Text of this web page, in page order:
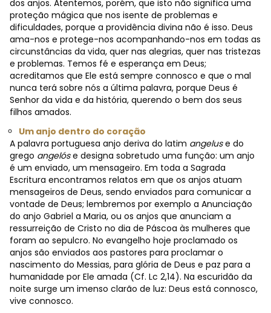
dos anjos. Atentemos, porém, que isto não significa uma
proteção mágica que nos isente de problemas e
dificuldades, porque a providência divina não é isso. Deus
ama-nos e protege-nos acompanhando-nos em todas as
circunstâncias da vida, quer nas alegrias, quer nas tristezas
e problemas. Temos fé e esperança em Deus;
acreditamos que Ele está sempre connosco e que o mal
nunca terá sobre nós a última palavra, porque Deus é
Senhor da vida e da história, querendo o bem dos seus
filhos amados.
Um anjo dentro do coração
A palavra portuguesa anjo deriva do latim angeluse do
grego angelóse designa sobretudo uma função: um anjo
é um enviado, um mensageiro. Em toda a Sagrada
Escritura encontramos relatos em que os anjos atuam
mensageiros de Deus, sendo enviados para comunicar a
vontade de Deus; lembremos por exemplo a Anunciação
do anjo Gabriel a Maria, ou os anjos que anunciam a
ressurreição de Cristo no dia de Páscoa às mulheres que
foram ao sepulcro. No evangelho hoje proclamado os
anjos são enviados aos pastores para proclamar o
nascimento do Messias, para glória de Deus e paz para a
humanidade por Ele amada (Cf. Lc 2,14). Na escuridão da
noite surge um imenso clarão de luz: Deus está connosco,
vive connosco.